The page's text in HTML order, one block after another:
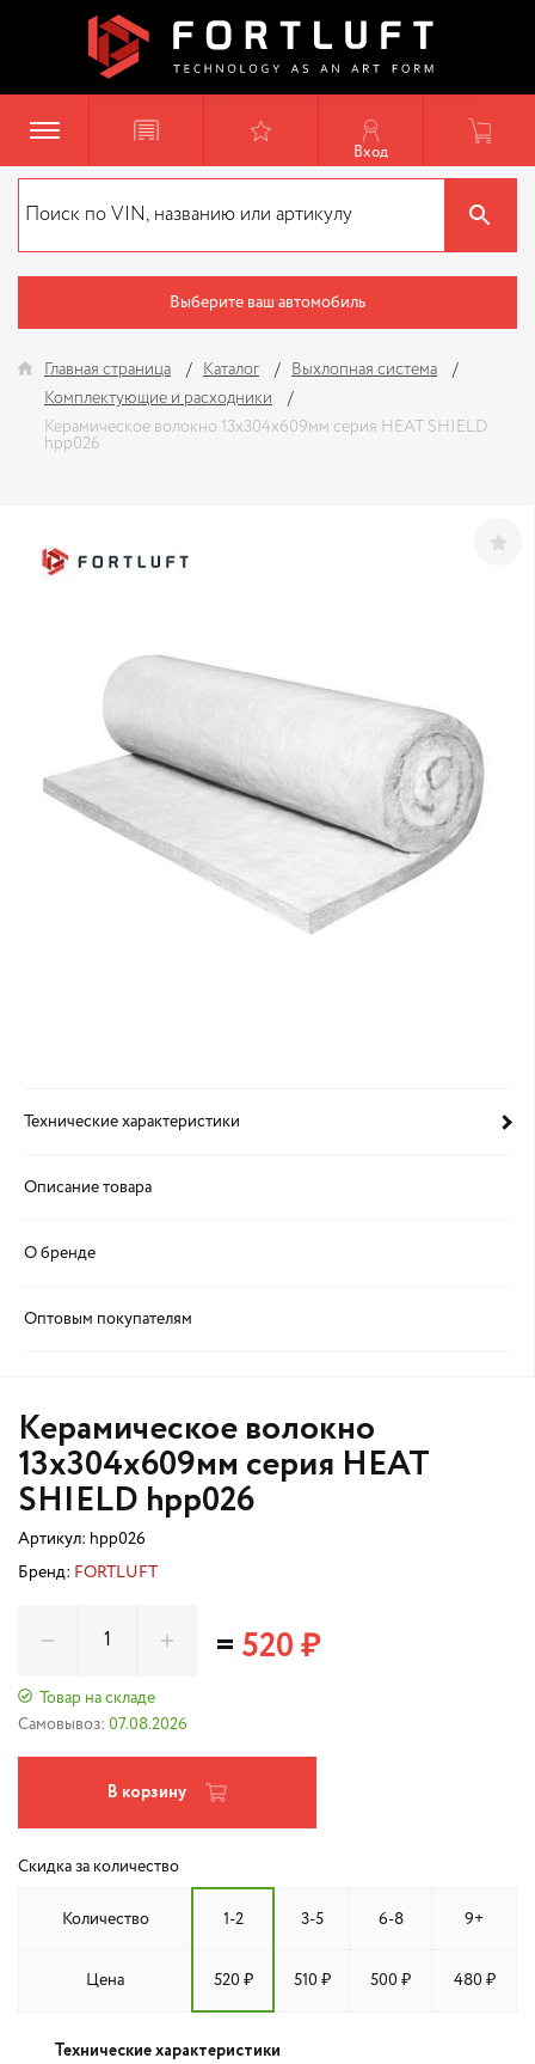
Вход
Выберите ваш автомобиль
Главная страница Каталог
Выхлопная система
Комплектующие и расходники
Керамическое волокно 13x304x609мм серия HEAT SHIELD
hpp026
Технические характеристики
Описание товара
О бренде
Оптовым покупателям
Керамическое волокно
13x304x609мм серия HEAT
SHIELD hpp026
Артикул: hpp026
Бренд: FORTLUFT
Товар на складе
Самовывоз: 07.08.2026
=520 ₽
В корзину
Скидка за количество
Количество 1-2 3-5 6-8 9+
Цена 520 ₽ 510 ₽ 500 ₽ 480 ₽
Технические характеристики